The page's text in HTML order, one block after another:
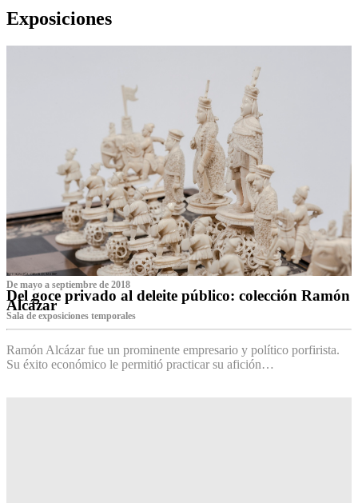
Exposiciones
De mayo a septiembre de 2018
Del goce privado al deleite público: colección Ramón
Alcázar
Sala de exposiciones temporales
Ramón Alcázar fue un prominente empresario y político porfirista.
Su éxito económico le permitió practicar su afición…